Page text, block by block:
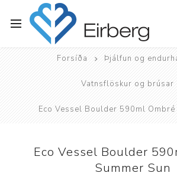
Forsíða Þjálfun og
Vatnsflöskur og brúsar
Eco Vessel Boulder 590ml Ombré
Eco Vessel Boulder
Summer Sun